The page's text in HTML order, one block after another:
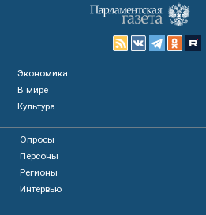
Экономика
В мире
Культура
Опросы
Персоны
Регионы
Интервью